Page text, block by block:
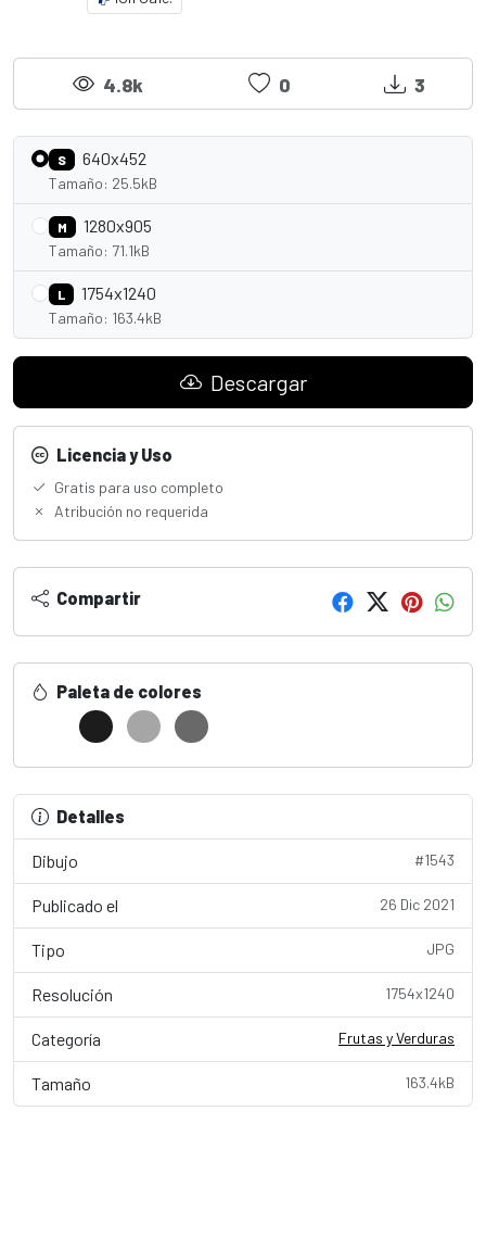
4.8k 0 3
S 640x452
Tamaño: 25.5kB
M 1280x905
Tamaño: 71.1kB
L 1754x1240
Tamaño: 163.4kB
Descargar
Licencia y Uso
Gratis para uso completo
Atribución no requerida
Compartir
Paleta de colores
Detalles
Dibujo #1543
Publicado el 26 Dic 2021
Tipo JPG
Resolución 1754x1240
Categoría Frutas y Verduras
Tamaño 163.4kB